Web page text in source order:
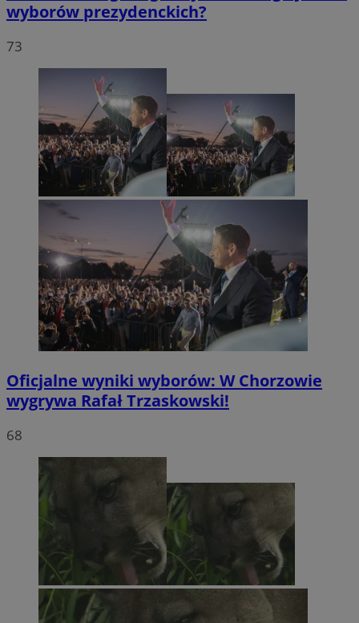
wyborów prezydenckich?
73
Oficjalne wyniki wyborów: W Chorzowie
wygrywa Rafał Trzaskowski!
68